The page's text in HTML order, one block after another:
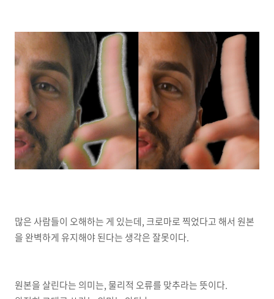
많은 사람들이 오해하는 게 있는데, 크로마로 찍었다고 해서 원본
을 완벽하게 유지해야 된다는 생각은 잘못이다.
원본을 살린다는 의미는, 물리적 오류를 맞추라는 뜻이다.